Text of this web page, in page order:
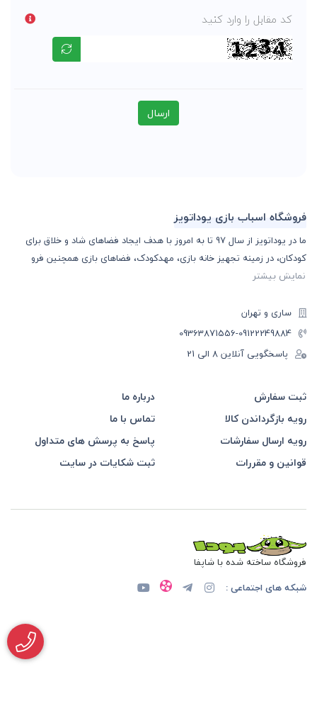
کد مقابل را وارد کنید
ارسال
فروشگاه اسباب بازی یوداتویز
ما در یوداتویز از سال 97 تا به امروز با هدف ایجاد فضاهای شاد و خلاق برای
کودکان، در زمینه تجهیز خانه بازی، مهدکودک، فضاهای بازی همچنین فرو
نمایش بیشتر
ساری و تهران
09122249884
-09363871556
پاسخگویی آنلاین 8 الی 21
ثبت سفارش
درباره ما
رویه بازگرداندن کالا
تماس با ما
رویه ارسال سفارشات
پاسخ به پرسش های متداول
قوانین و مقررات
ثبت شکایات در سایت
فروشگاه ساخته شده با شاپفا
شبکه های اجتماعی :